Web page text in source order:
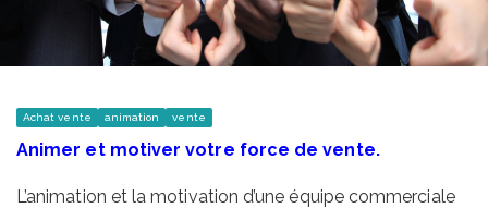
Achat vente animation vente
Animer et motiver votre force de vente.
L’animation et la motivation d’une équipe commerciale